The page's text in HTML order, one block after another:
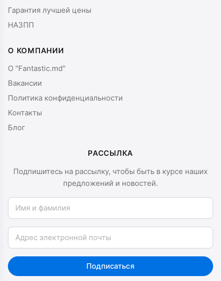
Гарантия лучшей цены
НАЗПП
О КОМПАНИИ
О "Fantastic.md"
Вакансии
Политика конфиденциальности
Контакты
Блог
РАССЫЛКА
Подпишитесь на рассылку, чтобы быть в курсе наших
предложений и новостей.
Имя и фамилия
Email
Подписаться